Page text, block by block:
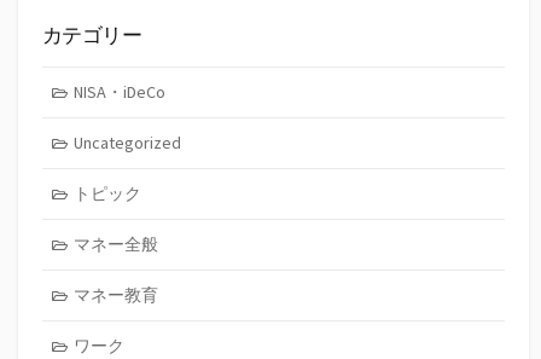
カテゴリー
NISA・iDeCo
Uncategorized
トピック
マネー全般
マネー教育
ワーク